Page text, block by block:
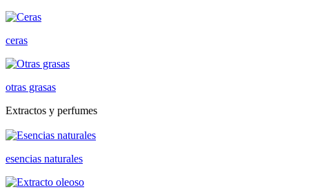
ceras
otras grasas
Extractos y perfumes
esencias naturales